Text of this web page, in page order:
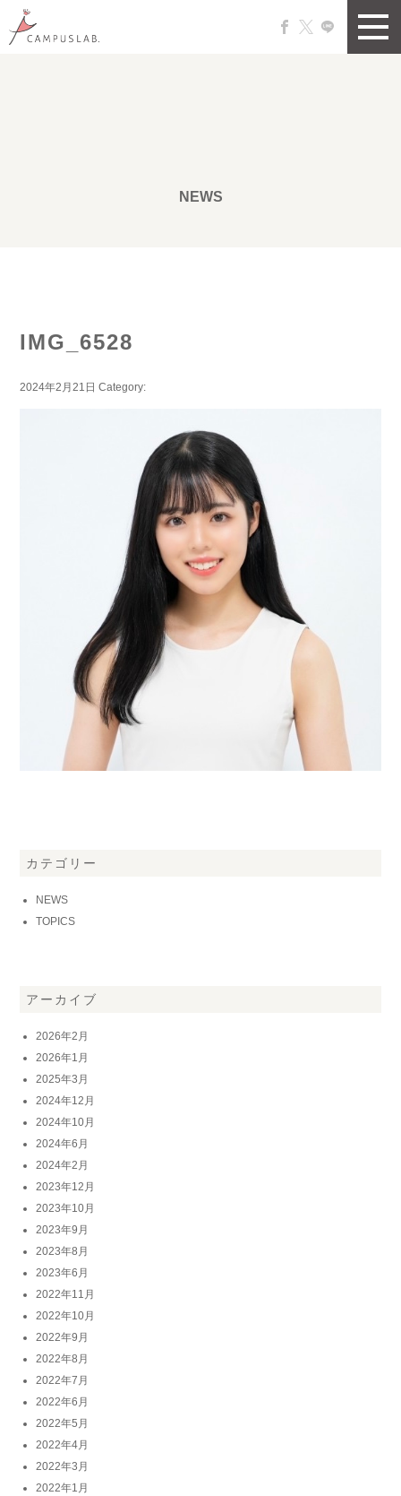
NEWS
IMG_6528
2024年2月21日 Category:
カテゴリー
NEWS
TOPICS
アーカイブ
2026年2月
2026年1月
2025年3月
2024年12月
2024年10月
2024年6月
2024年2月
2023年12月
2023年10月
2023年9月
2023年8月
2023年6月
2022年11月
2022年10月
2022年9月
2022年8月
2022年7月
2022年6月
2022年5月
2022年4月
2022年3月
2022年1月